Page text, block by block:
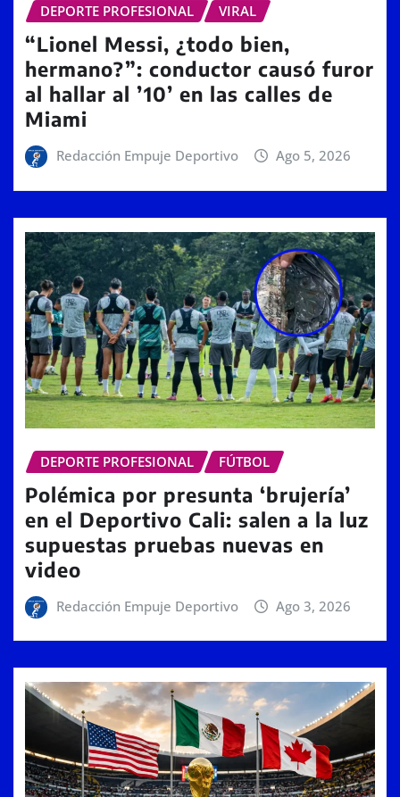
DEPORTE PROFESIONAL VIRAL
“Lionel Messi, ¿todo bien,
hermano?”: conductor causó furor
al hallar al ’10’ en las calles de
Miami
Redacción Empuje Deportivo Ago 5, 2026
DEPORTE PROFESIONAL FÚTBOL
Polémica por presunta ‘brujería’
en el Deportivo Cali: salen a la luz
supuestas pruebas nuevas en
video
Redacción Empuje Deportivo Ago 3, 2026